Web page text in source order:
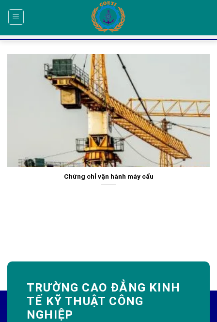
Chứng chỉ vận hành máy cẩu
TRƯỜNG CAO ĐẲNG KINH
TẾ KỸ THUẬT CÔNG
NGHIỆP